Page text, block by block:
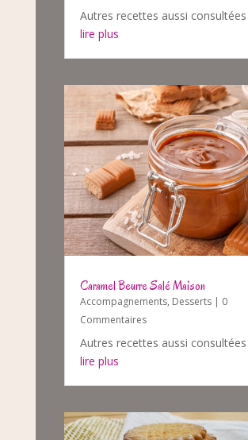
Autres recettes aussi consultées
lire plus
Caramel Beurre Salé Maison
Accompagnements, Desserts| 0
Commentaires
Autres recettes aussi consultées
lire plus